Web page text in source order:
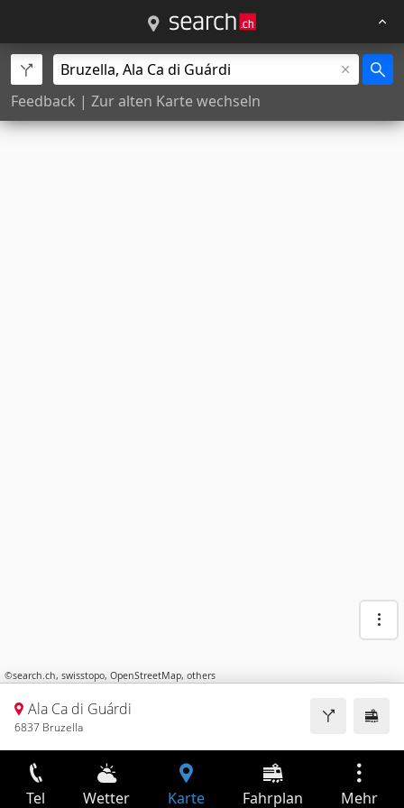
Feedback | Zur alten Karte wechseln
©search.ch, swisstopo, OpenStreetMap, others
Ala Ca di Guárdi
6837 Bruzella
Tel Wetter Karte Fahrplan Mehr